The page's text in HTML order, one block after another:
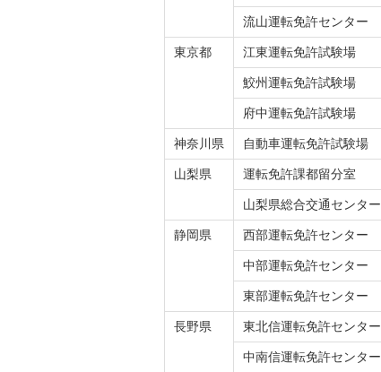
流山運転免許センター
東京都 江東運転免許試験場
鮫州運転免許試験場
府中運転免許試験場
神奈川県 自動車運転免許試験場
山梨県 運転免許課都留分室
山梨県総合交通センター
静岡県 西部運転免許センター
中部運転免許センター
東部運転免許センター
長野県 東北信運転免許センター
中南信運転免許センター